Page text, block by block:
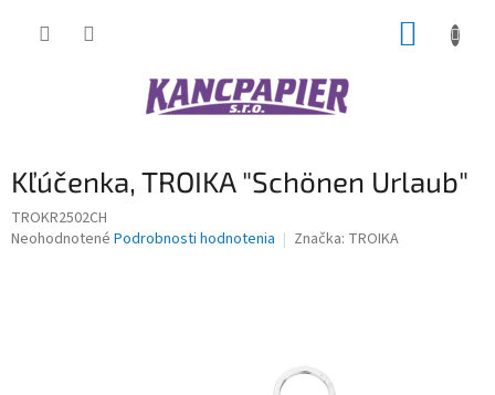
Kľúčenka, TROIKA "Schönen Urlaub"
TROKR2502CH
Priemerné
Neohodnotené Podrobnosti hodnotenia Značka: TROIKA